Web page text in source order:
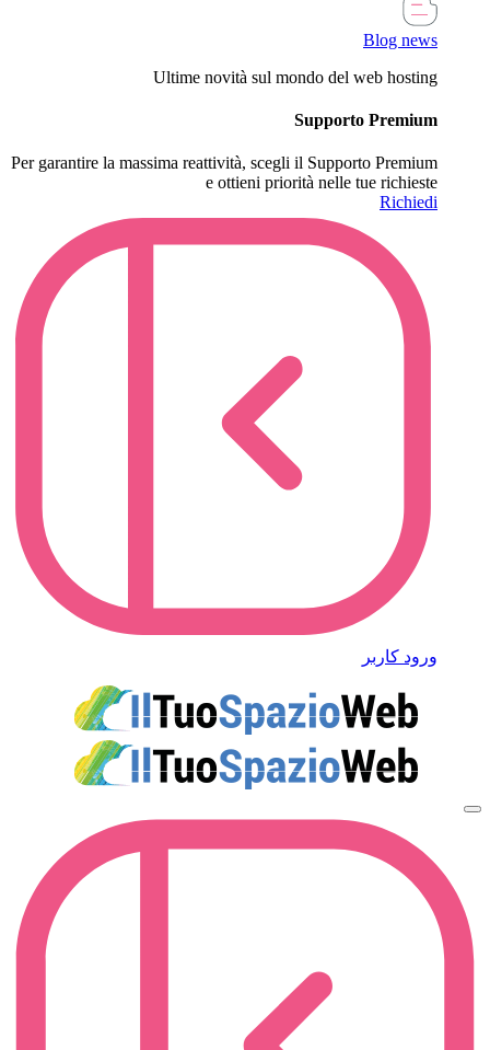
Blog news
Ultime novità sul mondo del web hosting
Supporto Premium
Per garantire la massima reattività, scegli il Supporto Premium
e ottieni priorità nelle tue richieste
Richiedi
ورود کاربر